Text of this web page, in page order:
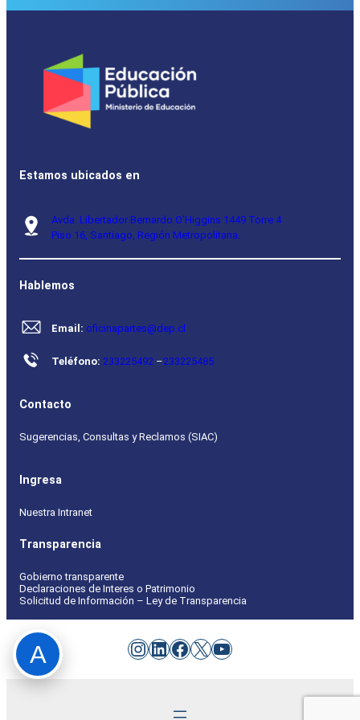
Estamos ubicados en
Avda. Libertador Bernardo O’Higgins 1449 Torre 4
Piso 16, Santiago, Región Metropolitana.
Hablemos
Email: oficinapartes@dep.cl
Teléfono: 233225492 –233225485
Contacto
Sugerencias, Consultas y Reclamos (SIAC)
Ingresa
Nuestra Intranet
Transparencia
Gobierno transparente
Declaraciones de Interes o Patrimonio
Solicitud de Información – Ley de Transparencia
Instagram
LinkedIn
Facebook
X YouTube
A